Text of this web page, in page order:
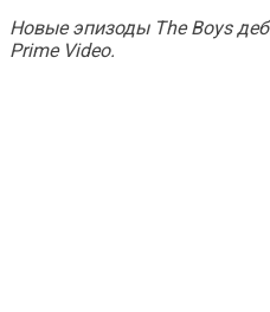
Новые эпизоды The Boys
Prime Video.